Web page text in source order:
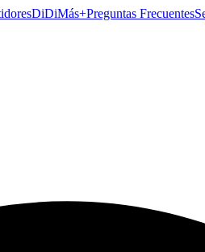
DiDiMás+Preguntas Frecuentes